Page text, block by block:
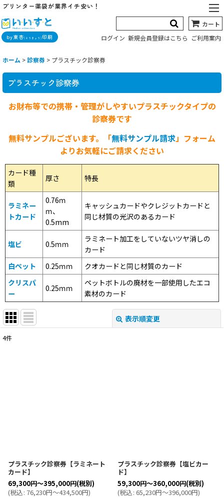
プリンター薬袋が業界イチ安い！
by東杏(とうきょう) 印刷
カート
ログイン 新規会員登録はこちら ご利用案内
ホーム >診察券 > プラスチック診察券
プラスチック診察券
お財布等での携帯・管理がしやすいプラスチックタイプの
診察券です
無料サンプルございます。「無料サンプル請求」フォーム
よりお気軽にご請求ください
カード種
類
厚さ 特長
ラミネー
トカード
0.76ｍ
ｍ、
0.5mm
キャッシュカードやクレジットカードと
同じ材質の光沢のあるカード
塩ビ 0.5ｍｍ
ラミネート加工をしていないツヤ消しの
カード
白ペット
0.25ｍｍ
クオカードと同じ材質のカード
クリスパ
ー
0.25ｍｍ
ペットボトルの廃材を一部使用したエコ
素材のカード
表示順変更
4件
プラスチック診察券【ラミネート
カード】
69,300円～395,000円(税別)
(税込: 76,230円～434,500円)
プラスチック診察券【塩ビカー
ド】
59,300円～360,000円(税別)
(税込: 65,230円～396,000円)